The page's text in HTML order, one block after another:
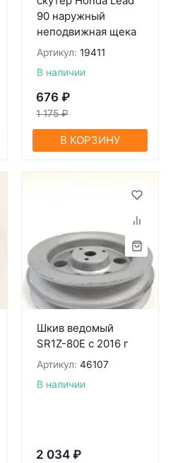
90 наружный
неподвижная щека
Артикул: 19411
В наличии
676 ₽
1 175 ₽
В КОРЗИНУ
Шкив ведомый
SR1Z-80Е с 2016 г
Артикул: 46107
В наличии
2 034 ₽